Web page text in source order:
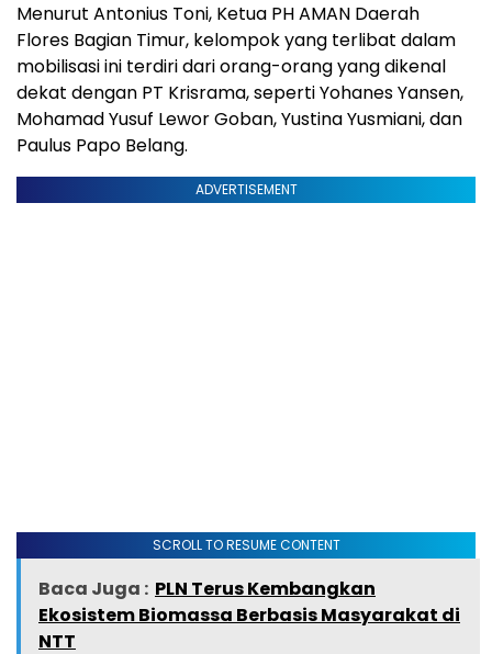
Menurut Antonius Toni, Ketua PH AMAN Daerah
Flores Bagian Timur, kelompok yang terlibat dalam
mobilisasi ini terdiri dari orang-orang yang dikenal
dekat dengan PT Krisrama, seperti Yohanes Yansen,
Mohamad Yusuf Lewor Goban, Yustina Yusmiani, dan
Paulus Papo Belang.
ADVERTISEMENT
SCROLL TO RESUME CONTENT
Baca Juga : PLN Terus Kembangkan
Ekosistem Biomassa Berbasis Masyarakat di
NTT